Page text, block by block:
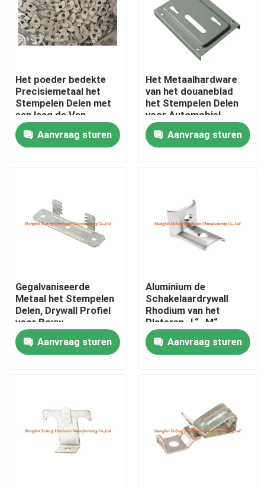
Huis
Ongeveer ons
Kwaliteitscontrole
Contacteer ons
Het Comité van de aluminiumtoegang
Het Comité van de staaltoegang
Het poeder bedekte
Precisiemetaal het
Stempelen Delen met
een laag de Van
gehard staal 1.0mm
DikteAanvraag sturen
Het Metaalhardware
van het douaneblad
het Stempelen Delen
voor Automobiel
Aanvraag sturen
Gegalvaniseerde
Metaal het Stempelen
Delen, Drywall Profiel
voor Bouw
Aanvraag sturen
Aluminium de
Schakelaardrywall
Rhodium van het
Plateren „L“ „M“
Plafond Toebehoren
Aanvraag sturen